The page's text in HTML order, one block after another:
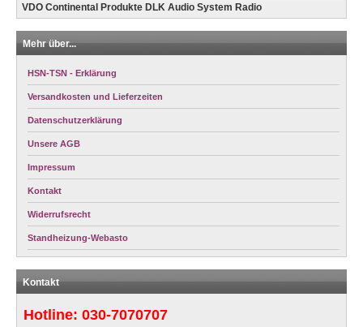
VDO Continental Produkte DLK Audio System Radio
Mehr über...
HSN-TSN - Erklärung
Versandkosten und Lieferzeiten
Datenschutzerklärung
Unsere AGB
Impressum
Kontakt
Widerrufsrecht
Standheizung-Webasto
Kontakt
Hotline: 030-7070707